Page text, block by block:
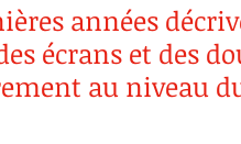
années
écrans et des
au niveau